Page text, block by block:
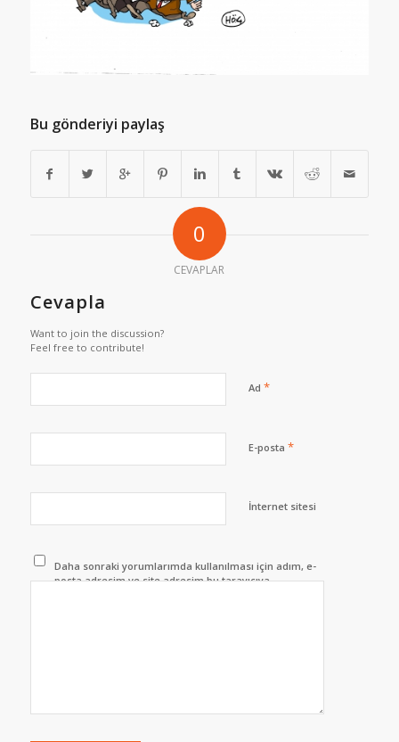
Bu gönderiyi paylaş
0
CEVAPLAR
Cevapla
Want to join the discussion?
Feel free to contribute!
Ad *
E-posta *
İnternet sitesi
Daha sonraki yorumlarımda kullanılması için adım, e-
posta adresim ve site adresim bu tarayıcıya